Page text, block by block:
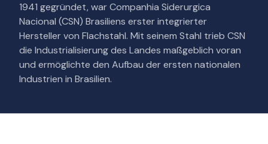
1941 gegründet, war Companhia Siderurgica
Nacional (CSN) Brasiliens erster integrierter
Hersteller von Flachstahl. Mit seinem Stahl trieb CSN
die Industrialisierung des Landes maßgeblich voran
und ermöglichte den Aufbau der ersten nationalen
Industrien in Brasilien.